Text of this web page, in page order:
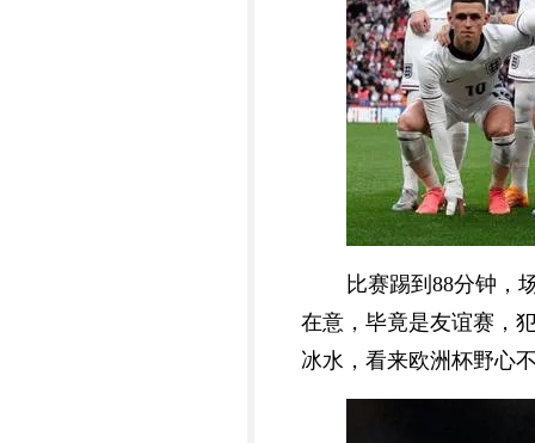
比赛踢到88分钟，
在意，毕竟是友谊赛，
冰水，看来欧洲杯野心